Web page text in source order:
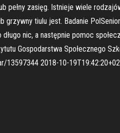
pełny zasięg. Istnieje wiele
grzywny tiulu jest. Badanie
nic, a następnie pomoc
Gospodarstwa Społecznego
13597344 2018-10-